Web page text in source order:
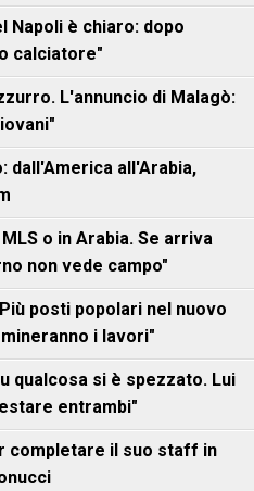
Napoli è chiaro: dopo
calciatore"
L'annuncio di Malagò:
dall'America all'Arabia,
o in Arabia. Se arriva
non vede campo"
posti popolari nel nuovo
i lavori"
qualcosa si è spezzato. Lui
entrambi"
completare il suo staff in